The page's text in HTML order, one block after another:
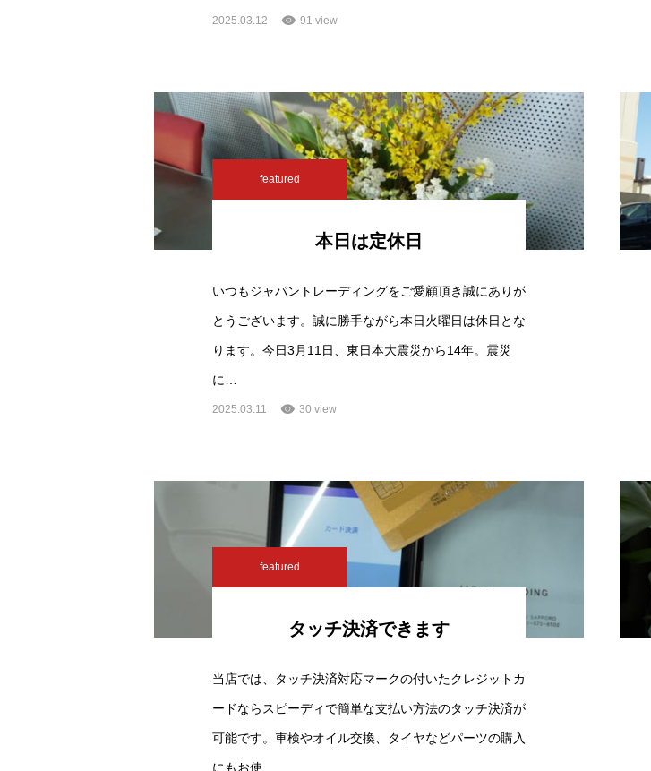
2025.03.12 91 view
featured
本日は定休日
いつもジャパントレーディングをご愛顧頂き誠にありが
とうございます。誠に勝手ながら本日火曜日は休日とな
ります。今日3月11日、東日本大震災から14年。震災
に…
2025.03.11 30 view
featured
タッチ決済できます
当店では、タッチ決済対応マークの付いたクレジットカ
ードならスピーディで簡単な支払い方法のタッチ決済が
可能です。車検やオイル交換、タイヤなどパーツの購入
にもお使…